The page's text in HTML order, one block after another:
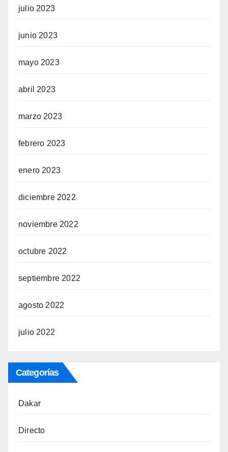
julio 2023
junio 2023
mayo 2023
abril 2023
marzo 2023
febrero 2023
enero 2023
diciembre 2022
noviembre 2022
octubre 2022
septiembre 2022
agosto 2022
julio 2022
Categorías
Dakar
Directo